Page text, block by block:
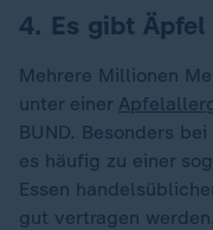
4. Es gibt
Mehrere Millionen
unter einer
BUND. Besonders
es häufig zu einer
Essen
gut vertragen